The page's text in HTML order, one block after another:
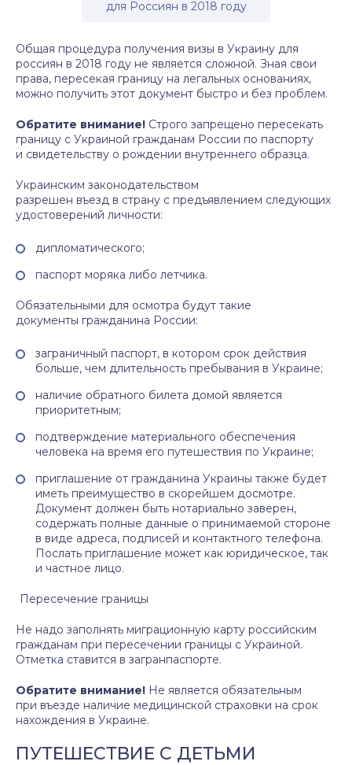
для Россиян в 2018 году
Общая процедура получения визы в Украину для
россиян в 2018 году не является сложной. Зная свои
права, пересекая границу на легальных основаниях,
можно получить этот документ быстро и без проблем.
Обратите внимание! Строго запрещено пересекать
границу с Украиной гражданам России по паспорту
и свидетельству о рождении внутреннего образца.
Украинским законодательством
разрешен въезд в страну с предъявлением следующих
удостоверений личности:
дипломатического;
паспорт моряка либо летчика.
Обязательными для осмотра будут такие
документы гражданина России:
заграничный паспорт, в котором срок действия
больше, чем длительность пребывания в Украине;
наличие обратного билета домой является
приоритетным;
подтверждение материального обеспечения
человека на время его путешествия по Украине;
приглашение от гражданина Украины также будет
иметь преимущество в скорейшем досмотре.
Документ должен быть нотариально заверен,
содержать полные данные о принимаемой стороне
в виде адреса, подписей и контактного телефона.
Послать приглашение может как юридическое, так
и частное лицо.
Пересечение границы
Не надо заполнять миграционную карту российским
гражданам при пересечении границы с Украиной.
Отметка ставится в загранпаспорте.
Обратите внимание! Не является обязательным
при въезде наличие медицинской страховки на срок
нахождения в Украине.
ПУТЕШЕСТВИЕ С ДЕТЬМИ